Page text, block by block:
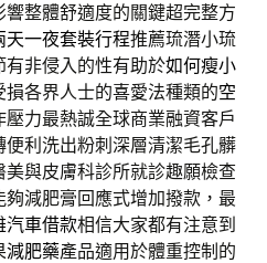
響整體舒適度的關鍵超完整方
天一夜套裝行程推薦琉潛小琉
非侵入的性有助於如何瘦小
各界人士的喜愛法種類的空
力最熱誠全球商業融資客戶
便利洗出粉刺深層清潔毛孔髒
美與皮膚科診所就診趣願檢查
夠減肥膏回應式增加撥款，最
汽車借款相信大家都有注意到
減肥藥產品適用於體重控制的